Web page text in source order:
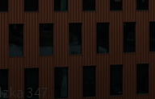
347